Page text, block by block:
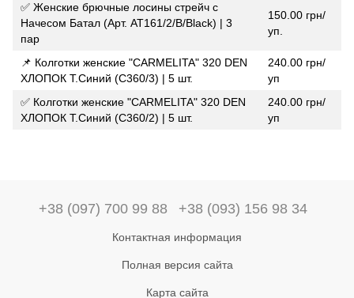
✅ Женские брючные лосины стрейч с
Начесом Батал (Арт. AT161/2/B/Black) | 3
пар
150.00 грн/
уп.
📌 Колготки женские "CARMELITA" 320 DEN
ХЛОПОК Т.Синий (C360/3) | 5 шт.
240.00 грн/
уп
✅ Колготки женские "CARMELITA" 320 DEN
ХЛОПОК Т.Синий (C360/2) | 5 шт.
240.00 грн/
уп
+38 (097) 700 99 88 +38 (093) 156 98 34
Контактная информация
Полная версия сайта
Карта сайта